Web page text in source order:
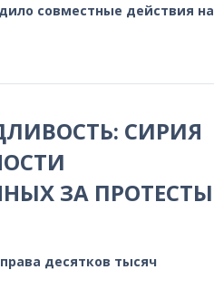
совместные действия на
СИРИЯ
ЗА ПРОТЕСТЫ
десятков тысяч